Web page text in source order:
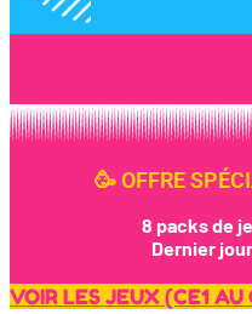
🥳 OFFRE
8 packs de
Dernier
VOIR LES JEUX (CE1 AU